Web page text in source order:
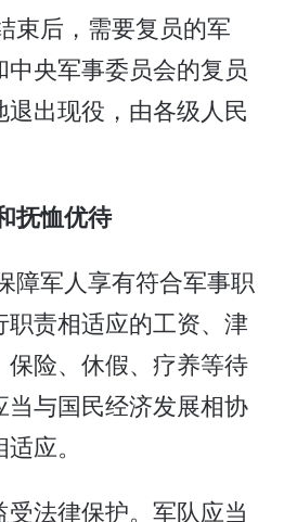
束后，需要复员的军
中央军事委员会的复员
出现役，由各级人民
抚恤优待
障军人享有符合军事职
责相适应的工资、津
保险、休假、疗养等待
与国民经济发展相协
应。
法律保护。军队应当